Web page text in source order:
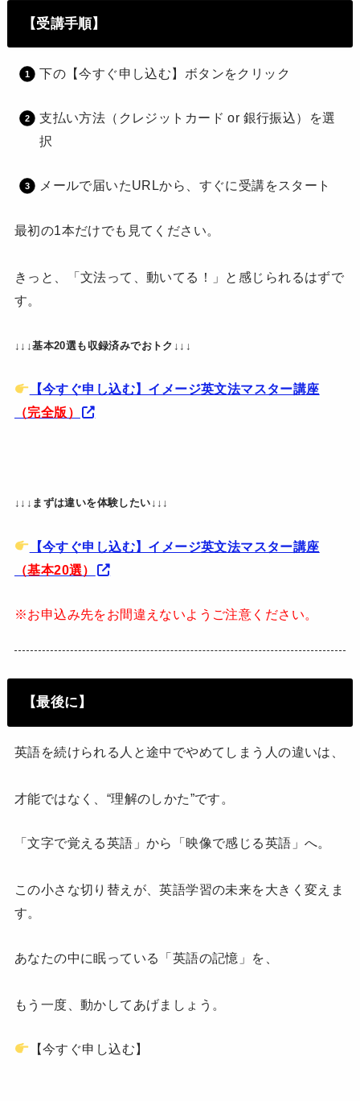
【受講手順】
下の【今すぐ申し込む】ボタンをクリック
支払い方法（クレジットカード or 銀行振込）を選
択
メールで届いたURLから、すぐに受講をスタート
最初の1本だけでも見てください。
きっと、「文法って、動いてる！」と感じられるはずで
す。
↓↓↓基本20選も収録済みでおトク↓↓↓
【今すぐ申し込む】イメージ英文法マスター講座
（完全版）
↓↓↓まずは違いを体験したい↓↓↓
【今すぐ申し込む】イメージ英文法マスター講座
（基本20選）
※お申込み先をお間違えないようご注意ください。
【最後に】
英語を続けられる人と途中でやめてしまう人の違いは、
才能ではなく、“理解のしかた”です。
「文字で覚える英語」から「映像で感じる英語」へ。
この小さな切り替えが、英語学習の未来を大きく変えま
す。
あなたの中に眠っている「英語の記憶」を、
もう一度、動かしてあげましょう。
【今すぐ申し込む】